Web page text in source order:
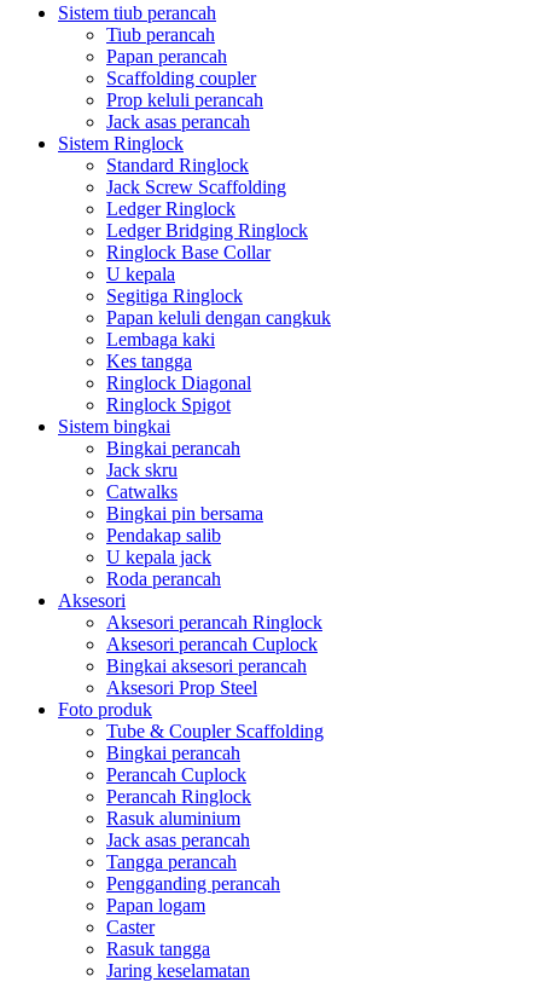
Sistem tiub perancah
Tiub perancah
Papan perancah
Scaffolding coupler
Prop keluli perancah
Jack asas perancah
Sistem Ringlock
Standard Ringlock
Jack Screw Scaffolding
Ledger Ringlock
Ledger Bridging Ringlock
Ringlock Base Collar
U kepala
Segitiga Ringlock
Papan keluli dengan cangkuk
Lembaga kaki
Kes tangga
Ringlock Diagonal
Ringlock Spigot
Sistem bingkai
Bingkai perancah
Jack skru
Catwalks
Bingkai pin bersama
Pendakap salib
U kepala jack
Roda perancah
Aksesori
Aksesori perancah Ringlock
Aksesori perancah Cuplock
Bingkai aksesori perancah
Aksesori Prop Steel
Foto produk
Tube & Coupler Scaffolding
Bingkai perancah
Perancah Cuplock
Perancah Ringlock
Rasuk aluminium
Jack asas perancah
Tangga perancah
Pengganding perancah
Papan logam
Caster
Rasuk tangga
Jaring keselamatan